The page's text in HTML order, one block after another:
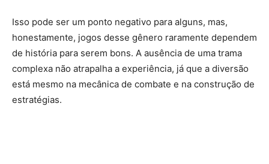
Isso pode ser um ponto negativo para alguns, mas,
honestamente, jogos desse gênero raramente dependem
de história para serem bons. A ausência de uma trama
complexa não atrapalha a experiência, já que a diversão
está mesmo na mecânica de combate e na construção de
estratégias.